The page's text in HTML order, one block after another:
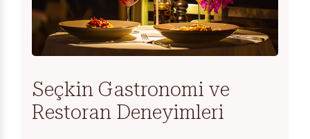
Seçkin Gastronomi ve
Restoran Deneyimleri